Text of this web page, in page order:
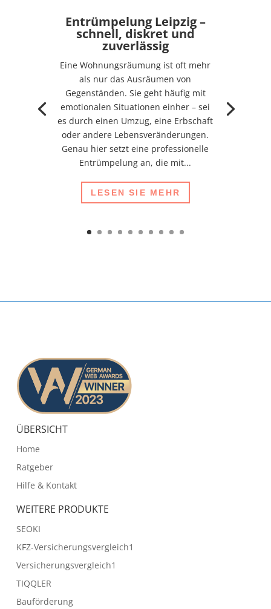
Entrümpelung Leipzig –
schnell, diskret und
zuverlässig
Eine Wohnungsräumung ist oft mehr
als nur das Ausräumen von
Gegenständen. Sie geht häufig mit
emotionalen Situationen einher – sei
es durch einen Umzug, eine Erbschaft
oder andere Lebensveränderungen.
Genau hier setzt eine professionelle
Entrümpelung an, die mit...
LESEN SIE MEHR
ÜBERSICHT
Home
Ratgeber
Hilfe & Kontakt
WEITERE PRODUKTE
SEOKI
KFZ-Versicherungsvergleich1
Versicherungsvergleich1
TIQQLER
Bauförderung